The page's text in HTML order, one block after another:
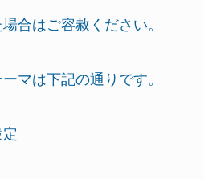
合はご容赦ください。
マは下記の通りです。